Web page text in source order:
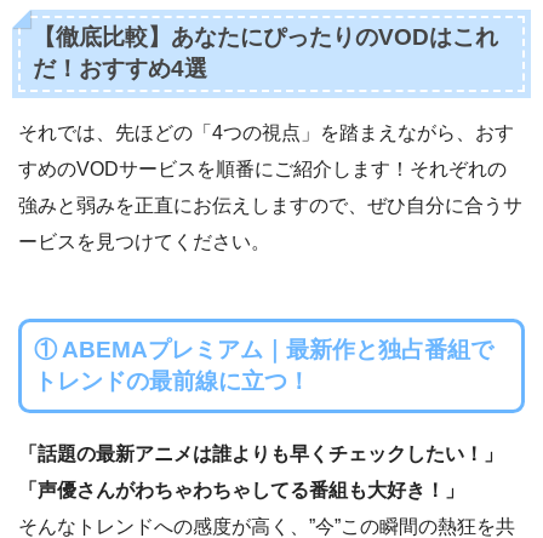
【徹底比較】あなたにぴったりのVODはこれ
だ！おすすめ4選
それでは、先ほどの「4つの視点」を踏まえながら、おす
すめのVODサービスを順番にご紹介します！それぞれの
強みと弱みを正直にお伝えしますので、ぜひ自分に合うサ
ービスを見つけてください。
① ABEMAプレミアム｜最新作と独占番組で
トレンドの最前線に立つ！
「話題の最新アニメは誰よりも早くチェックしたい！」
「声優さんがわちゃわちゃしてる番組も大好き！」
そんなトレンドへの感度が高く、”今”この瞬間の熱狂を共